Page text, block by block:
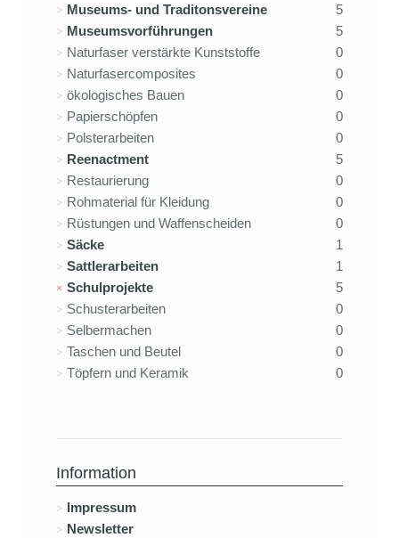
Museums- und Traditonsvereine
5
Museumsvorführungen
5
Naturfaser verstärkte Kunststoffe
0
Naturfasercomposites
0
ökologisches Bauen
0
Papierschöpfen
0
Polsterarbeiten
0
Reenactment
5
Restaurierung
0
Rohmaterial für Kleidung
0
Rüstungen und Waffenscheiden
0
Säcke
1
Sattlerarbeiten
1
Schulprojekte
5
Schusterarbeiten
0
Selbermachen
0
Taschen und Beutel
0
Töpfern und Keramik
0
Information
Impressum
Newsletter